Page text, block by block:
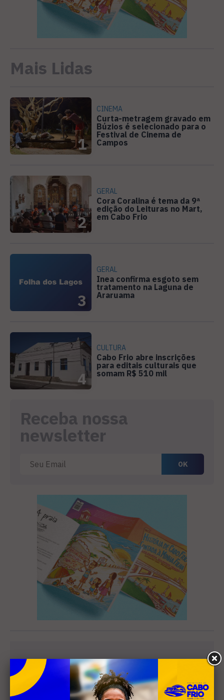
Mais Lidas
1
CINEMA
Curta-metragem gravado em
Búzios é selecionado para o
Festival de Cinema de
Campos
2
GERAL
Cora Coralina é tema da 9ª
edição do Leituras no Mart,
em Cabo Frio
3
GERAL
Inea confirma esgoto sem
tratamento na Laguna de
Araruama
4
CULTURA
Cabo Frio abre inscrições
para editais culturais que
somam R$ 510 mil
Receba nossa
newsletter